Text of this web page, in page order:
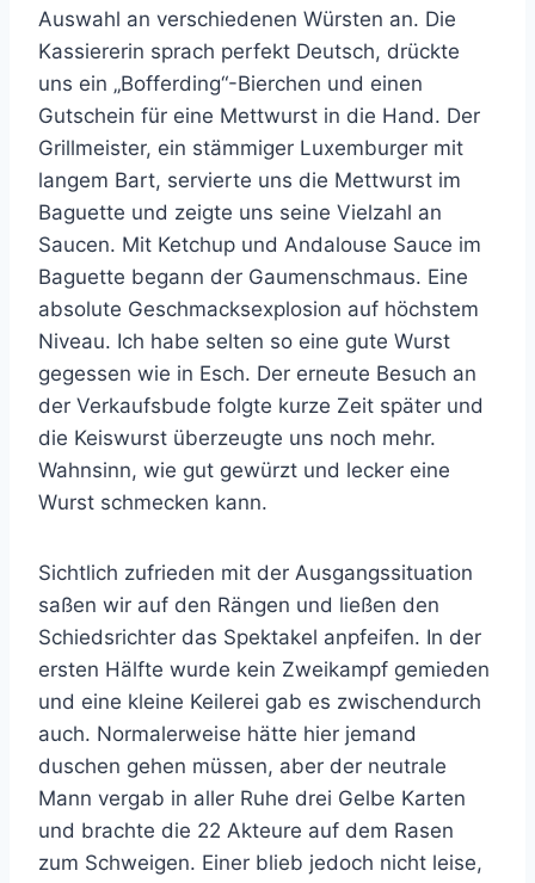
Auswahl an verschiedenen Würsten an. Die
Kassiererin sprach perfekt Deutsch, drückte
uns ein „Bofferding“-Bierchen und einen
Gutschein für eine Mettwurst in die Hand. Der
Grillmeister, ein stämmiger Luxemburger mit
langem Bart, servierte uns die Mettwurst im
Baguette und zeigte uns seine Vielzahl an
Saucen. Mit Ketchup und Andalouse Sauce im
Baguette begann der Gaumenschmaus. Eine
absolute Geschmacksexplosion auf höchstem
Niveau. Ich habe selten so eine gute Wurst
gegessen wie in Esch. Der erneute Besuch an
der Verkaufsbude folgte kurze Zeit später und
die Keiswurst überzeugte uns noch mehr.
Wahnsinn, wie gut gewürzt und lecker eine
Wurst schmecken kann.
Sichtlich zufrieden mit der Ausgangssituation
saßen wir auf den Rängen und ließen den
Schiedsrichter das Spektakel anpfeifen. In der
ersten Hälfte wurde kein Zweikampf gemieden
und eine kleine Keilerei gab es zwischendurch
auch. Normalerweise hätte hier jemand
duschen gehen müssen, aber der neutrale
Mann vergab in aller Ruhe drei Gelbe Karten
und brachte die 22 Akteure auf dem Rasen
zum Schweigen. Einer blieb jedoch nicht leise,